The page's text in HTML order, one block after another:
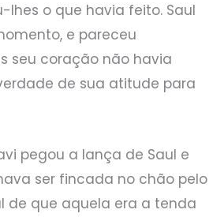
lhes o que havia feito. Saul
e pareceu
seu coração não havia
de sua atitude para
pegou a lança de Saul e
ser fincada no chão pelo
de que aquela era a tenda